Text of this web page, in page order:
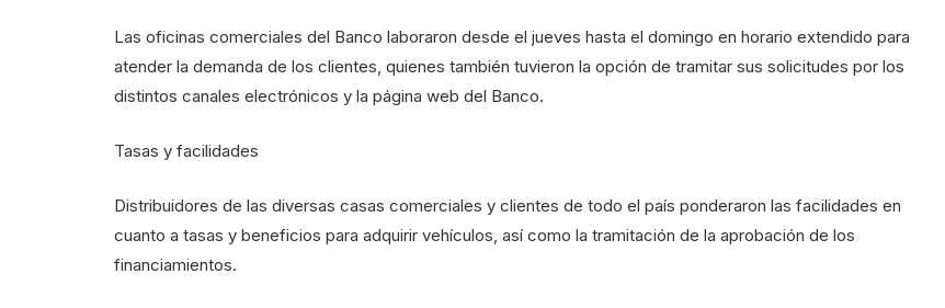
Las oficinas comerciales del Banco laboraron desde el jueves hasta el domingo en horario extendido para
atender la demanda de los clientes, quienes también tuvieron la opción de tramitar sus solicitudes por los
distintos canales electrónicos y la página web del Banco.
Tasas y facilidades
Distribuidores de las diversas casas comerciales y clientes de todo el país ponderaron las facilidades en
cuanto a tasas y beneficios para adquirir vehículos, así como la tramitación de la aprobación de los
financiamientos.